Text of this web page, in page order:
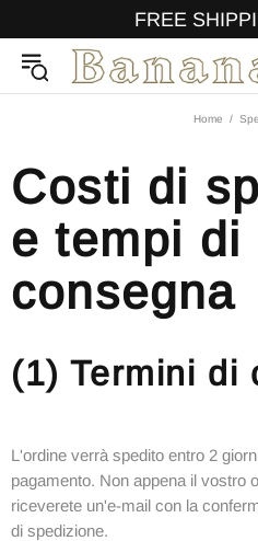
FREE
Home
Costi di
e tempi di
consegna
(1) Termini di
L'ordine verrà spedito entro 2
pagamento. Non appena il vostro
riceverete un'e-mail con la
di spedizione.